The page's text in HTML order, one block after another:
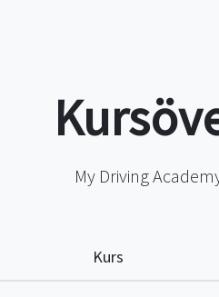
My Driving
Kurs